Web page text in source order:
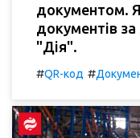
документом.
документів
"Дія".
#QR-код #